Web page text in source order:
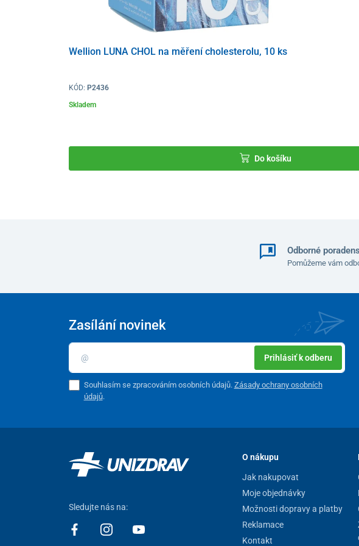
Wellion LUNA CHOL na měření cholesterolu, 10 ks
KÓD: P2436
Skladem
Do košíku
Odborné
Pomůžeme vám
Zasílání novinek
Prihlásiť k odberu
Souhlasím se zpracováním osobních údajů. Zásady ochrany osobních
údajů.
Sledujte nás na:
O nákupu
Jak nakupovat
Moje objednávky
Možnosti dopravy a platby
Reklamace
Kontakt